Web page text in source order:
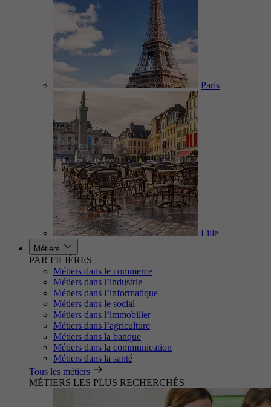
Paris
Lille
Métiers
PAR FILIÈRES
Métiers dans le commerce
Métiers dans l’industrie
Métiers dans l’informatique
Métiers dans le social
Métiers dans l’immobilier
Métiers dans l’agriculture
Métiers dans la banque
Métiers dans la communication
Métiers dans la santé
Tous les métiers
MÉTIERS LES PLUS RECHERCHÉS